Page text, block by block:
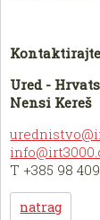
Ured -
Nensi Kereš
T +385 98
natrag